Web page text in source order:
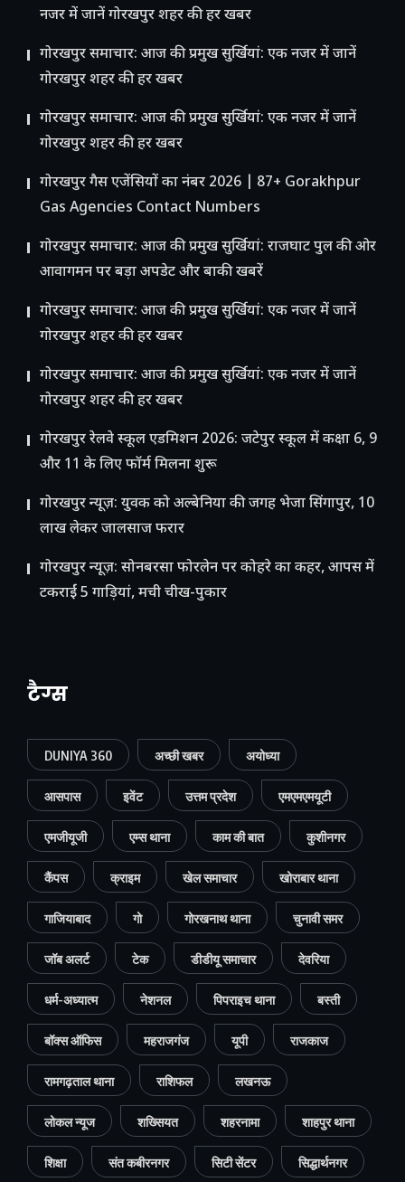
नजर में जानें गोरखपुर शहर की हर खबर
गोरखपुर समाचार: आज की प्रमुख सुर्खियां: एक नजर में जानें
गोरखपुर शहर की हर खबर
गोरखपुर समाचार: आज की प्रमुख सुर्खियां: एक नजर में जानें
गोरखपुर शहर की हर खबर
गोरखपुर गैस एजेंसियों का नंबर 2026 | 87+ Gorakhpur
Gas Agencies Contact Numbers
गोरखपुर समाचार: आज की प्रमुख सुर्खियां: राजघाट पुल की ओर
आवागमन पर बड़ा अपडेट और बाकी खबरें
गोरखपुर समाचार: आज की प्रमुख सुर्खियां: एक नजर में जानें
गोरखपुर शहर की हर खबर
गोरखपुर समाचार: आज की प्रमुख सुर्खियां: एक नजर में जानें
गोरखपुर शहर की हर खबर
गोरखपुर रेलवे स्कूल एडमिशन 2026: जटेपुर स्कूल में कक्षा 6, 9
और 11 के लिए फॉर्म मिलना शुरू
गोरखपुर न्यूज़: युवक को अल्बेनिया की जगह भेजा सिंगापुर, 10
लाख लेकर जालसाज फरार
गोरखपुर न्यूज़: सोनबरसा फोरलेन पर कोहरे का कहर, आपस में
टकराईं 5 गाड़ियां, मची चीख-पुकार
टैग्स
DUNIYA 360 अच्छी खबर अयोध्या
आसपास इवेंट उत्तम प्रदेश एमएमएमयूटी
एमजीयूजी एम्स थाना काम की बात कुशीनगर
कैंपस क्राइम खेल समाचार खोराबार थाना
गाजियाबाद गो गोरखनाथ थाना चुनावी समर
जॉब अलर्ट टेक डीडीयू समाचार देवरिया
धर्म-अध्यात्म नेशनल पिपराइच थाना बस्ती
बॉक्स ऑफिस महराजगंज यूपी राजकाज
रामगढ़ताल थाना राशिफल लखनऊ
लोकल न्यूज शख्सियत शहरनामा शाहपुर थाना
शिक्षा संत कबीरनगर सिटी सेंटर सिद्धार्थनगर